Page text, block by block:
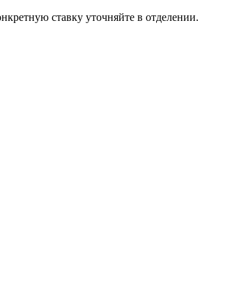
ставку уточняйте в отделении.